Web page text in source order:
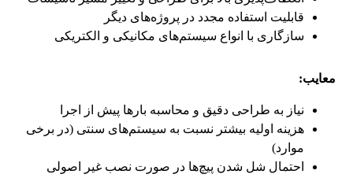
قابلیت استفاده مجدد در پروژه‌های دیگر
سازگاری با انواع سیستم‌های مکانیکی و الکتریکی
معایب:
نیاز به طراحی دقیق و محاسبه بارها پیش از اجرا
هزینه اولیه بیشتر نسبت به سیستم‌های سنتی (در برخی
موارد)
احتمال شل شدن پیچ‌ها در صورت نصب غیر اصولی